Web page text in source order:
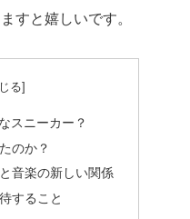
すと嬉しいです。
スニーカー？
のか？
音楽の新しい関係
すること